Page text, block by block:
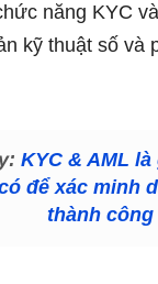
năng KYC
kỹ thuật số và
KYC & AML
để xác minh
thành công